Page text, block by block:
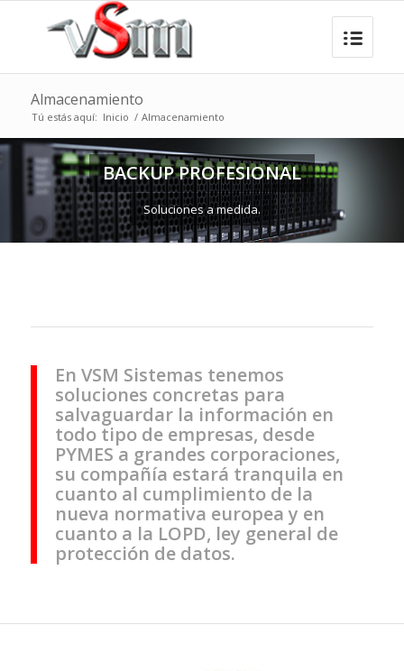
Almacenamiento
Tú estás aquí: Inicio / Almacenamiento
BACKUP PROFESIONAL
Soluciones a medida.
En VSM Sistemas tenemos
soluciones concretas para
salvaguardar la información en
todo tipo de empresas, desde
PYMES a grandes corporaciones,
su compañía estará tranquila en
cuanto al cumplimiento de la
nueva normativa europea y en
cuanto a la LOPD, ley general de
protección de datos.